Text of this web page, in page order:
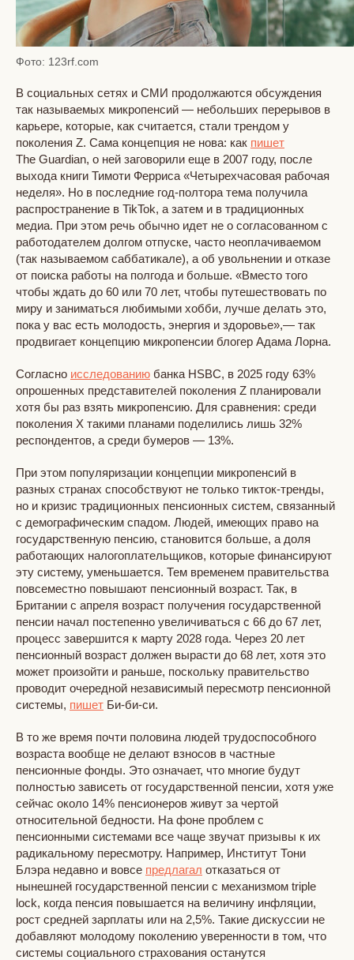
Фото: 123rf.com
В социальных сетях и СМИ продолжаются обсуждения
так называемых микропенсий — небольших перерывов в
карьере, которые, как считается, стали трендом у
поколения Z. Сама концепция не нова: как пишет
The Guardian, о ней заговорили еще в 2007 году, после
выхода книги Тимоти Ферриса «Четырехчасовая рабочая
неделя». Но в последние год-полтора тема получила
распространение в TikTok, а затем и в традиционных
медиа. При этом речь обычно идет не о согласованном с
работодателем долгом отпуске, часто неоплачиваемом
(так называемом саббатикале), а об увольнении и отказе
от поиска работы на полгода и больше. «Вместо того
чтобы ждать до 60 или 70 лет, чтобы путешествовать по
миру и заниматься любимыми хобби, лучше делать это,
пока у вас есть молодость, энергия и здоровье»,— так
продвигает концепцию микропенсии блогер Адама Лорна.
Согласно исследованию банка HSBC, в 2025 году 63%
опрошенных представителей поколения Z планировали
хотя бы раз взять микропенсию. Для сравнения: среди
поколения X такими планами поделились лишь 32%
респондентов, а среди бумеров — 13%.
При этом популяризации концепции микропенсий в
разных странах способствуют не только тикток-тренды,
но и кризис традиционных пенсионных систем, связанный
с демографическим спадом. Людей, имеющих право на
государственную пенсию, становится больше, а доля
работающих налогоплательщиков, которые финансируют
эту систему, уменьшается. Тем временем правительства
повсеместно повышают пенсионный возраст. Так, в
Британии с апреля возраст получения государственной
пенсии начал постепенно увеличиваться с 66 до 67 лет,
процесс завершится к марту 2028 года. Через 20 лет
пенсионный возраст должен вырасти до 68 лет, хотя это
может произойти и раньше, поскольку правительство
проводит очередной независимый пересмотр пенсионной
системы, пишет Би-би-си.
В то же время почти половина людей трудоспособного
возраста вообще не делают взносов в частные
пенсионные фонды. Это означает, что многие будут
полностью зависеть от государственной пенсии, хотя уже
сейчас около 14% пенсионеров живут за чертой
относительной бедности. На фоне проблем с
пенсионными системами все чаще звучат призывы к их
радикальному пересмотру. Например, Институт Тони
Блэра недавно и вовсе предлагал отказаться от
нынешней государственной пенсии с механизмом triple
lock, когда пенсия повышается на величину инфляции,
рост средней зарплаты или на 2,5%. Такие дискуссии не
добавляют молодому поколению уверенности в том, что
системы социального страхования останутся